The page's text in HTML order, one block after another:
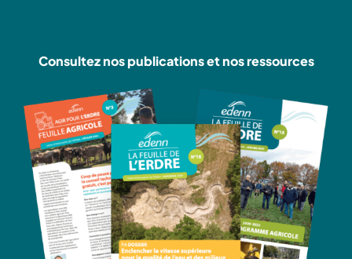
Consultez nos publications et nos ressources